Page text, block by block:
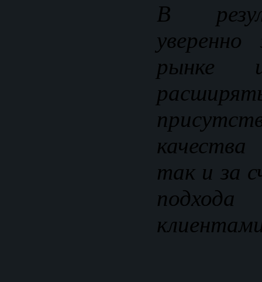
В
уверенно
рынке
так и за